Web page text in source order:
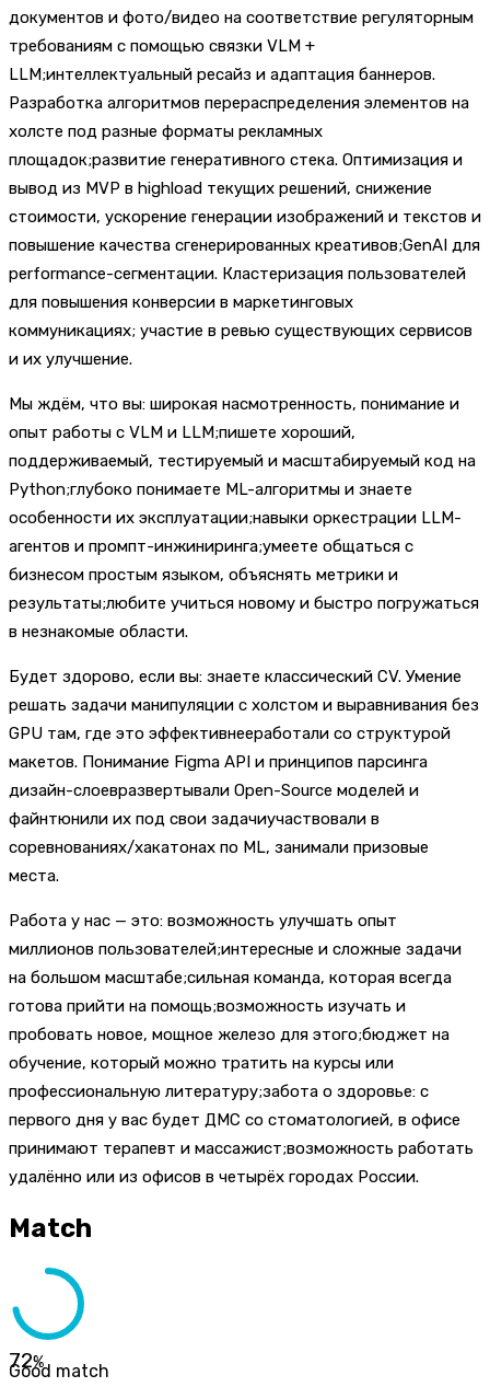
документов и фото/видео на соответствие регуляторным
требованиям с помощью связки VLM +
LLM;интеллектуальный ресайз и адаптация баннеров.
Разработка алгоритмов перераспределения элементов на
холсте под разные форматы рекламных
площадок;развитие генеративного стека. Оптимизация и
вывод из MVP в highload текущих решений, снижение
стоимости, ускорение генерации изображений и текстов и
повышение качества сгенерированных креативов;GenAI для
performance-сегментации. Кластеризация пользователей
для повышения конверсии в маркетинговых
коммуникациях; участие в ревью существующих сервисов
и их улучшение.
Мы ждём, что вы: широкая насмотренность, понимание и
опыт работы с VLM и LLM;пишете хороший,
поддерживаемый, тестируемый и масштабируемый код на
Python;глубоко понимаете ML-алгоритмы и знаете
особенности их эксплуатации;навыки оркестрации LLM-
агентов и промпт-инжиниринга;умеете общаться с
бизнесом простым языком, объяснять метрики и
результаты;любите учиться новому и быстро погружаться
в незнакомые области.
Будет здорово, если вы: знаете классический CV. Умение
решать задачи манипуляции с холстом и выравнивания без
GPU там, где это эффективнееработали со структурой
макетов. Понимание Figma API и принципов парсинга
дизайн-слоевразвертывали Open-Source моделей и
файнтюнили их под свои задачиучаствовали в
соревнованиях/хакатонах по ML, занимали призовые
места.
Работа у нас — это: возможность улучшать опыт
миллионов пользователей;интересные и сложные задачи
на большом масштабе;сильная команда, которая всегда
готова прийти на помощь;возможность изучать и
пробовать новое, мощное железо для этого;бюджет на
обучение, который можно тратить на курсы или
профессиональную литературу;забота о здоровье: с
первого дня у вас будет ДМС со стоматологией, в офисе
принимают терапевт и массажист;возможность работать
удалённо или из офисов в четырёх городах России.
Match
72%
Good match